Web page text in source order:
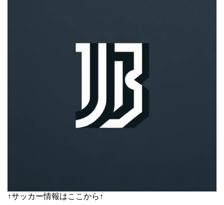
↑サッカー情報はここから↑